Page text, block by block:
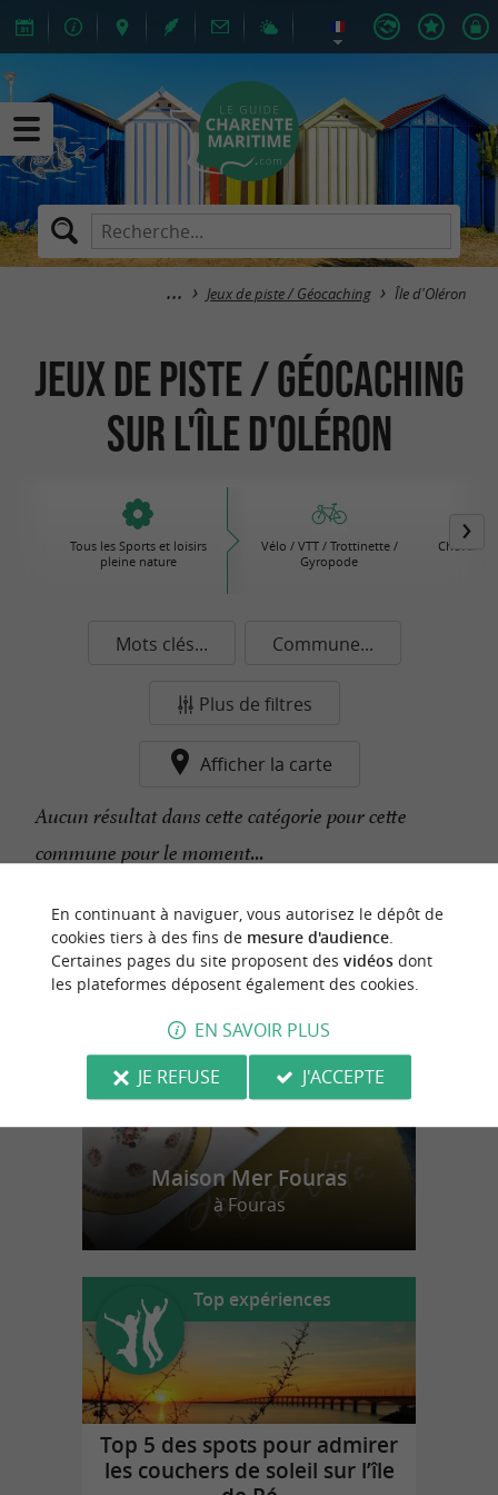
Jeux de piste / Géocaching Île d'Oléron
Jeux de piste / Géocaching
sur l'Île d'Oléron
Tous les Sports et loisirs
pleine nature
Vélo / VTT / Trottinette /
Gyropode
Cheval /
Mots clés... Commune...
Plus de filtres
Afficher la carte
Aucun résultat dans cette catégorie pour cette
commune pour le moment...
n
o
t
r
e
c
o
u
p
d
e
c
o
e
u
r
Maison Mer Fouras
à Fouras
Top expériences
Top 5 des spots pour admirer
les couchers de soleil sur l’île
En continuant à naviguer, vous autorisez le dépôt de
cookies tiers à des fins de mesure d'audience.
Certaines pages du site proposent des vidéosdont
les plateformes déposent également des cookies.
EN SAVOIR PLUS
JE REFUSE
J'ACCEPTE